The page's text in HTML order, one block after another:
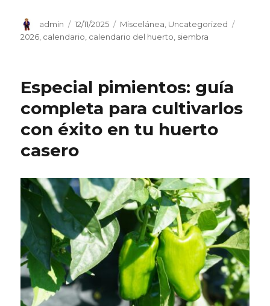
Autor
admin
Publicado
el
12/11/2025 Categorías
Miscelánea, Uncategorized
2026, calendario, calendario del huerto, siembra
Especial pimientos: guía
completa para cultivarlos
con éxito en tu huerto
casero